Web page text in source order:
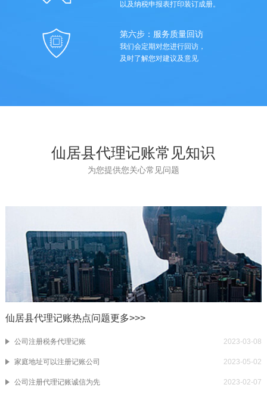
以及纳税申报表打印装订成册。
第六步：服务质量回访
我们会定期对您进行回访，
及时了解您对建议及意见
仙居县代理记账常见知识
为您提供您关心常见问题
仙居县代理记账热点问题更多>>>
公司注册税务代理记账 2023-03-08
家庭地址可以注册记账公司 2023-05-02
公司注册代理记账诚信为先 2023-02-07